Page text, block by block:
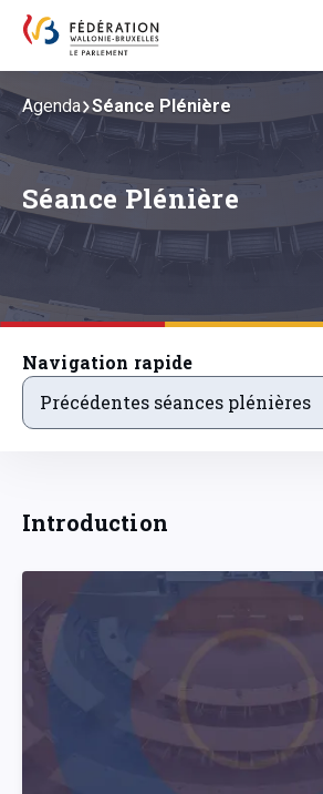
Séance Plénière
Agenda Séance Plénière
Navigation rapide
precedentsevenements
Précédentes séances plénières
Introduction